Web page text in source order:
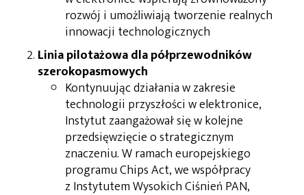
rozwój i umożliwiają tworzenie realnych
innowacji technologicznych
Linia pilotażowa dla półprzewodników
szerokopasmowych
Kontynuując działania w zakresie
technologii przyszłości w elektronice,
Instytut zaangażował się w kolejne
przedsięwzięcie o strategicznym
znaczeniu. W ramach europejskiego
programu Chips Act, we współpracy
z Instytutem Wysokich Ciśnień PAN,